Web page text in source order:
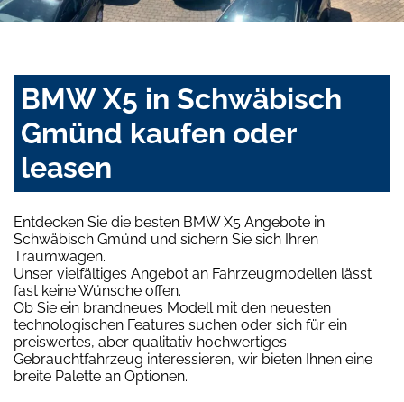
BMW X5 in Schwäbisch
Gmünd kaufen oder
leasen
Entdecken Sie die besten BMW X5 Angebote in
Schwäbisch Gmünd und sichern Sie sich Ihren
Traumwagen.
Unser vielfältiges Angebot an Fahrzeugmodellen lässt
fast keine Wünsche offen.
Ob Sie ein brandneues Modell mit den neuesten
technologischen Features suchen oder sich für ein
preiswertes, aber qualitativ hochwertiges
Gebrauchtfahrzeug interessieren, wir bieten Ihnen eine
breite Palette an Optionen.